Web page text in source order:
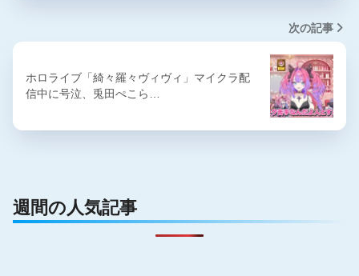
次の記事
ホロライブ「綺々羅々ヴィヴィ」マイクラ配
信中に号泣、兎田ぺこら…
週間の人気記事